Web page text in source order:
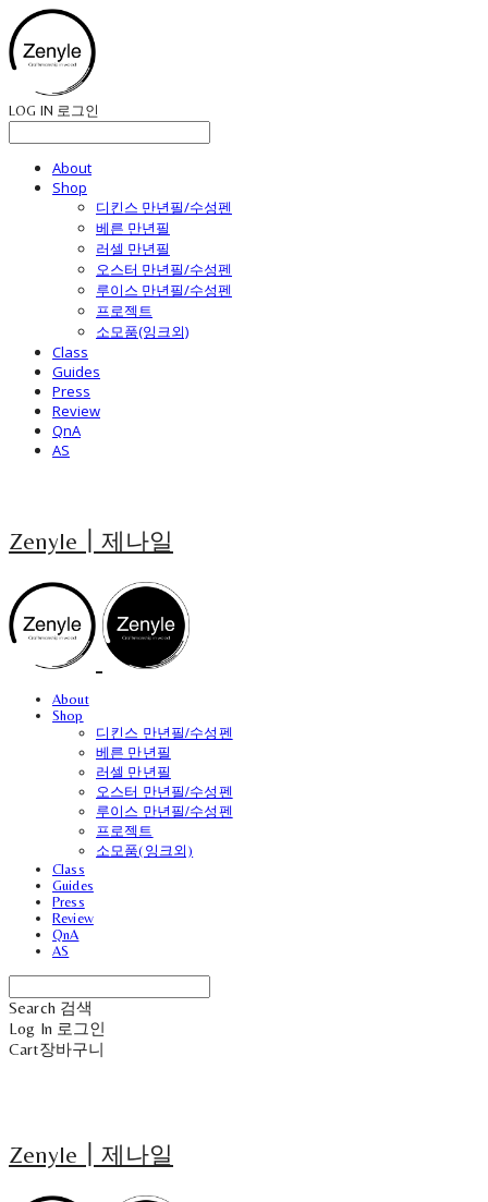
LOG IN 로그인
About
Shop
디킨스 만년필/수성펜
베른 만년필
러셀 만년필
오스터 만년필/수성펜
루이스 만년필/수성펜
프로젝트
소모품(잉크외)
Class
Guides
Press
Review
QnA
AS
Zenyle┃제나일
About
Shop
디킨스 만년필/수성펜
베른 만년필
러셀 만년필
오스터 만년필/수성펜
루이스 만년필/수성펜
프로젝트
소모품(잉크외)
Class
Guides
Press
Review
QnA
AS
Search 검색
Log In 로그인
Cart장바구니
Zenyle┃제나일